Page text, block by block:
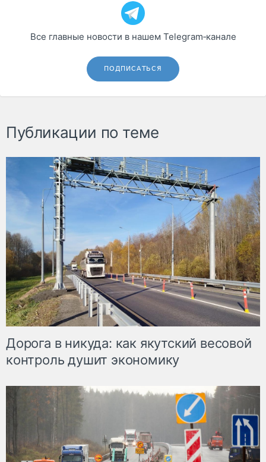
Все главные новости в нашем Telegram‑канале
ПОДПИСАТЬСЯ
Публикации по теме
Дорога в никуда: как якутский весовой
контроль душит экономику